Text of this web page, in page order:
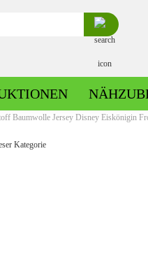
Suche...
Baumwolle Jersey Disney Eiskönigin
Kategorie